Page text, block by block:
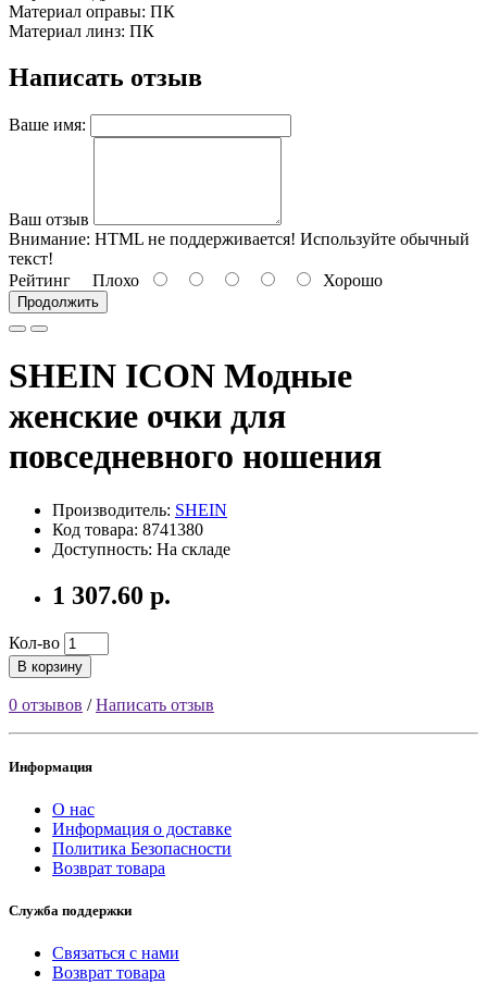
Материал оправы: ПК
Материал линз: ПК
Написать отзыв
Ваше имя:
Ваш отзыв
Внимание: HTML не поддерживается! Используйте обычный
текст!
Рейтинг Плохо Хорошо
Продолжить
SHEIN ICON Модные
женские очки для
повседневного ношения
Производитель: SHEIN
Код товара: 8741380
Доступность: На складе
1 307.60 р.
Кол-во
В корзину
0 отзывов /Написать отзыв
Информация
О нас
Информация о доставке
Политика Безопасности
Возврат товара
Служба поддержки
Связаться с нами
Возврат товара